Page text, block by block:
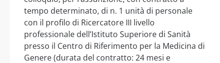
tempo determinato, di n. 1 unità di personale
con il profilo di Ricercatore III livello
professionale dell’Istituto Superiore di Sanità
presso il Centro di Riferimento per la Medicina di
Genere (durata del contratto: 24 mesi e